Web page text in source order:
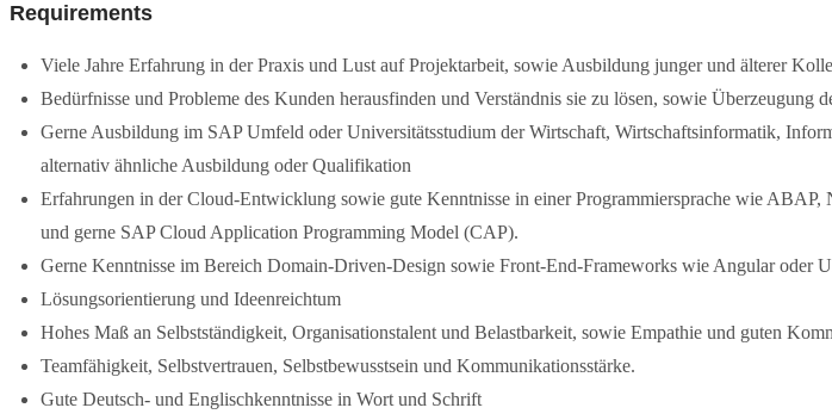
Requirements
Viele Jahre Erfahrung in der Praxis und Lust auf Projektarbeit, sowie Ausbildung junger und älterer
Bedürfnisse und Probleme des Kunden herausfinden und Verständnis sie zu lösen, sowie Überzeugung
Gerne Ausbildung im SAP Umfeld oder Universitätsstudium der Wirtschaft, Wirtschaftsinformatik,
alternativ ähnliche Ausbildung oder Qualifikation
Erfahrungen in der Cloud-Entwicklung sowie gute Kenntnisse in einer Programmiersprache wie ABAP,
und gerne SAP Cloud Application Programming Model (CAP).
Gerne Kenntnisse im Bereich Domain-Driven-Design sowie Front-End-Frameworks wie Angular oder
Lösungsorientierung und Ideenreichtum
Hohes Maß an Selbstständigkeit, Organisationstalent und Belastbarkeit, sowie Empathie und guten
Teamfähigkeit, Selbstvertrauen, Selbstbewusstsein und Kommunikationsstärke.
Gute Deutsch- und Englischkenntnisse in Wort und Schrift